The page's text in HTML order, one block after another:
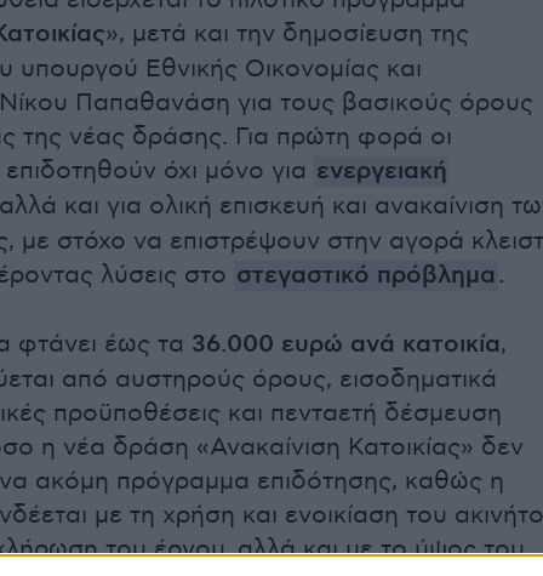
», μετά και την δημοσίευση της
Εθνικής Οικονομίας και
Παπαθανάση για τους βασικούς όρους
της νέας δράσης. Για πρώτη φορά οι
επιδοτηθούν όχι μόνο για ενεργειακή
και για ολική επισκευή και ανακαίνιση
με στόχο να επιστρέψουν στην αγορά
λύσεις στο στεγαστικό πρόβλημα .
φτάνει έως τα 36.000 ευρώ ανά κατοικία,
από αυστηρούς όρους, εισοδηματικά
προϋποθέσεις και πενταετή δέσμευση
η νέα δράση «Ανακαίνιση Κατοικίας» δεν
ακόμη πρόγραμμα επιδότησης, καθώς η
με τη χρήση και ενοικίαση του
του έργου, αλλά και με το ύψος του